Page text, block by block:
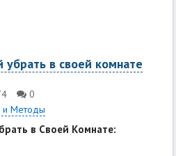
убрать в своей комнате
0
и Методы
в Своей Комнате: